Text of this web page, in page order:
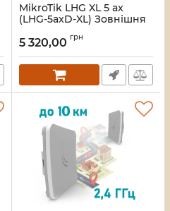
MikroTik LHG XL 5 ax
(LHG-5axD-XL) Зовнішня
Артикул:16_118589
5 320,00 грн